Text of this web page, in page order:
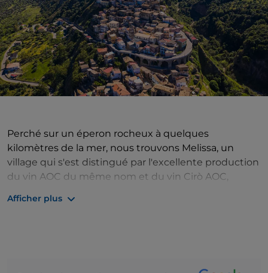
Perché sur un éperon rocheux à quelques
kilomètres de la mer, nous trouvons Melissa, un
village qui s'est distingué par l'excellente production
du vin AOC du même nom et du vin Cirò AOC,
municipalité de Cirò : cette particularité lui a valu
Afficher plus